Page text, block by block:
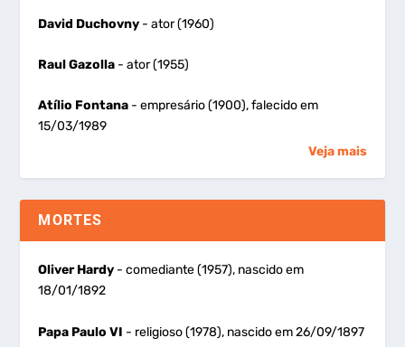
David Duchovny - ator (1960)
Raul Gazolla - ator (1955)
Atílio Fontana - empresário (1900), falecido em
15/03/1989
Veja mais
MORTES
Oliver Hardy - comediante (1957), nascido em
18/01/1892
Papa Paulo VI - religioso (1978), nascido em 26/09/1897